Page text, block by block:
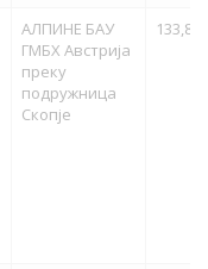
АЛПИНЕ БАУ
ГМБХ Австрија
преку
подружница
Скопје